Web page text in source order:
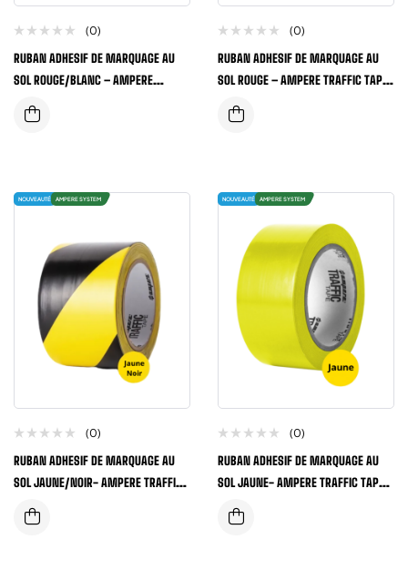
(0)
RUBAN ADHESIF DE MARQUAGE AU
SOL ROUGE/BLANC – AMPERE
TRAFFIC TAPE® SERIE 1, 50MM X33
METRES
(0)
RUBAN ADHESIF DE MARQUAGE AU
SOL ROUGE – AMPERE TRAFFIC TAPE®
SERIE 1, 50MM X33 METRES
NOUVEAUTÉ AMPERE SYSTEM
(0)
RUBAN ADHESIF DE MARQUAGE AU
SOL JAUNE/NOIR- AMPERE TRAFFIC
TAPE® SERIE 1, 50MM X33 METRES
NOUVEAUTÉ AMPERE SYSTEM
(0)
RUBAN ADHESIF DE MARQUAGE AU
SOL JAUNE- AMPERE TRAFFIC TAPE®
SERIE 1, 50MM X33 METRES